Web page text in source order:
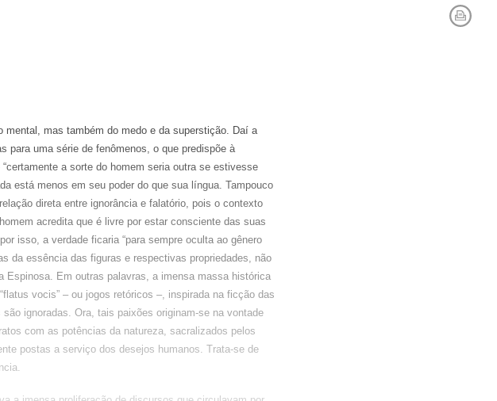
mental, mas também do medo e da superstição. Daí a
para uma série de fenômenos, o que predispõe à
a sorte do homem seria outra se estivesse
está menos em seu poder do que sua língua. Tampouco
direta entre ignorância e falatório, pois o contexto
acredita que é livre por estar consciente das suas
isso, a verdade ficaria “para sempre oculta ao gênero
da essência das figuras e respectivas propriedades, não
Espinosa. Em outras palavras, a imensa massa histórica
vocis” – ou jogos retóricos –, inspirada na ficção das
ignoradas. Ora, tais paixões originam-se na vontade
com as potências da natureza, sacralizados pelos
postas a serviço dos desejos humanos. Trata-se de